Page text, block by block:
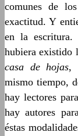
comunes de
exactitud. Y
en la escritura.
hubiera existido
casa de hojas,
mismo tiempo,
hay lectores
hay autores
éstas